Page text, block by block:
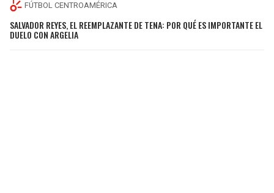
FÚTBOL CENTROAMÉRICA
SALVADOR REYES, EL REEMPLAZANTE DE TENA: POR QUÉ ES IMPORTANTE EL
DUELO CON ARGELIA